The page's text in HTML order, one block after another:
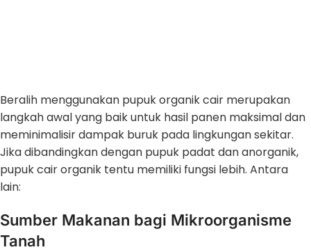
Beralih menggunakan pupuk organik cair merupakan
langkah awal yang baik untuk hasil panen maksimal dan
meminimalisir dampak buruk pada lingkungan sekitar.
Jika dibandingkan dengan pupuk padat dan anorganik,
pupuk cair organik tentu memiliki fungsi lebih. Antara
lain:
Sumber Makanan bagi Mikroorganisme
Tanah